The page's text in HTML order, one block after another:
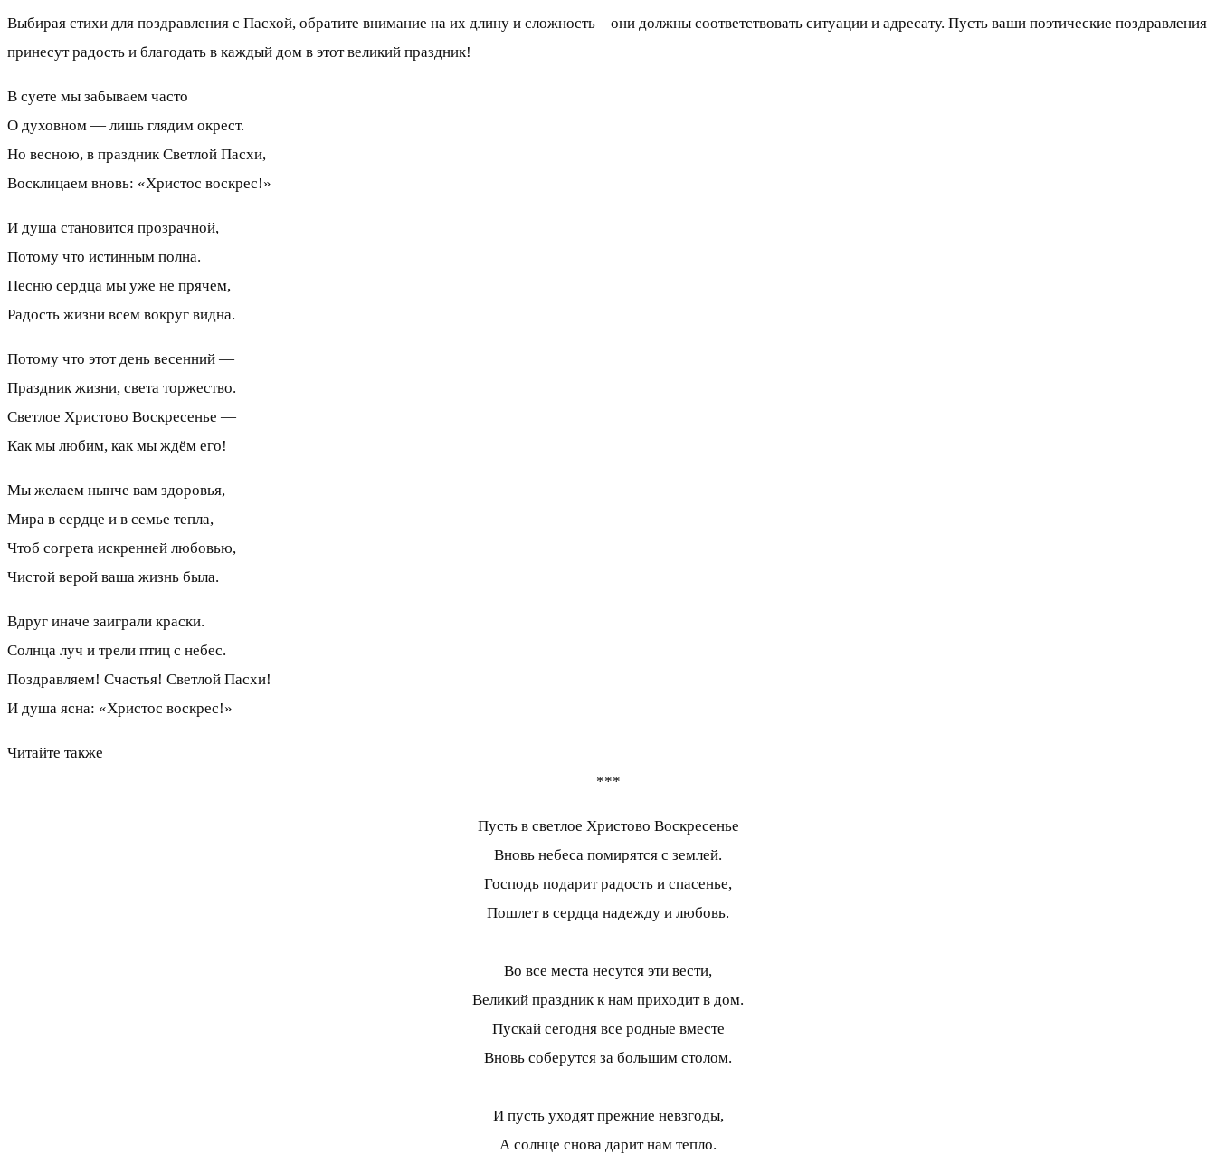
Выбирая стихи для поздравления с Пасхой, обратите внимание на их длину и сложность – они должны соответствовать ситуации и адресату. Пусть ваши поэтические поздравления
принесут радость и благодать в каждый дом в этот великий праздник!
В суете мы забываем часто
О духовном — лишь глядим окрест.
Но весною, в праздник Светлой Пасхи,
Восклицаем вновь: «Христос воскрес!»
И душа становится прозрачной,
Потому что истинным полна.
Песню сердца мы уже не прячем,
Радость жизни всем вокруг видна.
Потому что этот день весенний —
Праздник жизни, света торжество.
Светлое Христово Воскресенье —
Как мы любим, как мы ждём его!
Мы желаем нынче вам здоровья,
Мира в сердце и в семье тепла,
Чтоб согрета искренней любовью,
Чистой верой ваша жизнь была.
Вдруг иначе заиграли краски.
Солнца луч и трели птиц с небес.
Поздравляем! Счастья! Светлой Пасхи!
И душа ясна: «Христос воскрес!»
Читайте также
***
Пусть в светлое Христово Воскресенье
Вновь небеса помирятся с землей.
Господь подарит радость и спасенье,
Пошлет в сердца надежду и любовь.
Во все места несутся эти вести,
Великий праздник к нам приходит в дом.
Пускай сегодня все родные вместе
Вновь соберутся за большим столом.
И пусть уходят прежние невзгоды,
А солнце снова дарит нам тепло.